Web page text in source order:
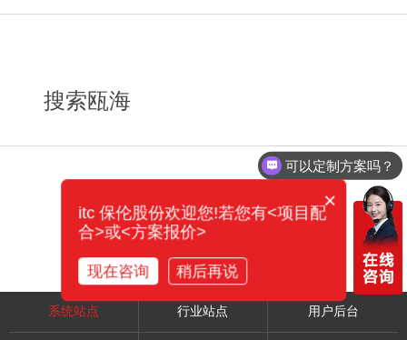
搜索瓯海
系统站点 行业站点 用户后台
可以定制方案吗？
×
itc 保伦股份欢迎您!若您有<项目配
合>或<方案报价>
现在咨询 稍后再说